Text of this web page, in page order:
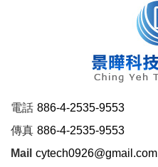
電話 886-4-2535-9553
傳真 886-4-2535-9553
Mail cytech0926@gmail.com